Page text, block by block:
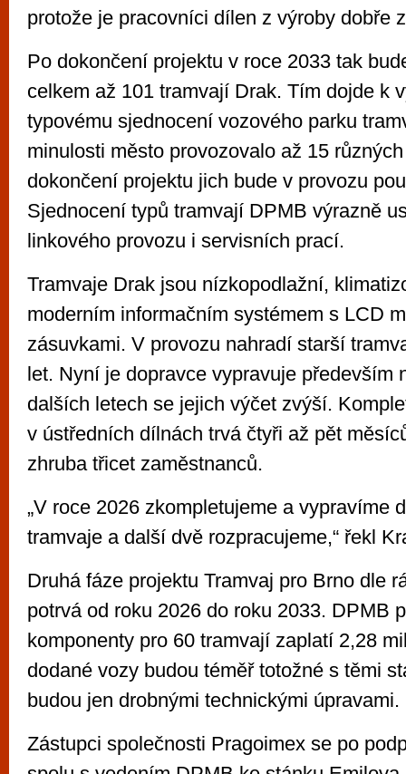
protože je pracovníci dílen z výroby dobře
Po dokončení projektu v roce 2033 tak
celkem až 101 tramvají Drak. Tím dojde k
typovému sjednocení vozového parku
minulosti město provozovalo až 15
dokončení projektu jich bude v provozu
Sjednocení typů tramvají DPMB výrazně
linkového provozu i servisních prací.
Tramvaje Drak jsou nízkopodlažní,
moderním informačním systémem s LCD
zásuvkami. V provozu nahradí starší
let. Nyní je dopravce vypravuje především
dalších letech se jejich výčet zvýší.
v ústředních dílnách trvá čtyři až pět
zhruba třicet zaměstnanců.
„V roce 2026 zkompletujeme a vypravíme
tramvaje a další dvě rozpracujeme,“ řekl
Druhá fáze projektu Tramvaj pro Brno dle
potrvá od roku 2026 do roku 2033. DPMB
komponenty pro 60 tramvají zaplatí 2,28
dodané vozy budou téměř totožné s těmi
budou jen drobnými technickými úpravami.
Zástupci společnosti Pragoimex se po